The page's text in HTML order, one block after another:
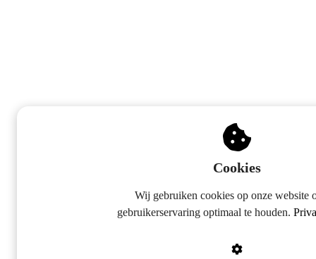
Cookies
Wij gebruiken cookies op onze website
gebruikerservaring optimaal te houden.